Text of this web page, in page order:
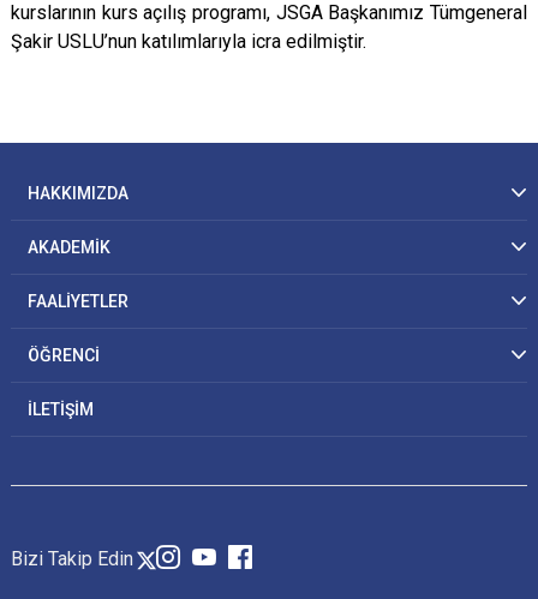
kurslarının kurs açılış programı, JSGA Başkanımız Tümgeneral
Şakir USLU’nun katılımlarıyla icra edilmiştir.
HAKKIMIZDA
AKADEMİK
FAALİYETLER
ÖĞRENCİ
İLETİŞİM
Bizi Takip Edin